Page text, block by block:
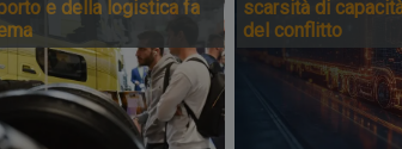
e della logistica fa
scarsità di
del conflitto